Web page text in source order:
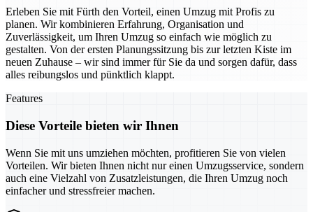
Erleben Sie mit Fürth den Vorteil, einen Umzug mit Profis zu
planen. Wir kombinieren Erfahrung, Organisation und
Zuverlässigkeit, um Ihren Umzug so einfach wie möglich zu
gestalten. Von der ersten Planungssitzung bis zur letzten Kiste im
neuen Zuhause – wir sind immer für Sie da und sorgen dafür, dass
alles reibungslos und pünktlich klappt.
Features
Diese Vorteile bieten wir Ihnen
Wenn Sie mit uns umziehen möchten, profitieren Sie von vielen
Vorteilen. Wir bieten Ihnen nicht nur einen Umzugsservice, sondern
auch eine Vielzahl von Zusatzleistungen, die Ihren Umzug noch
einfacher und stressfreier machen.